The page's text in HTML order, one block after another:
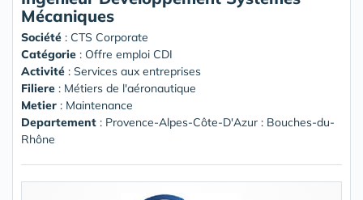
Mécaniques
Société : CTS Corporate
Catégorie : Offre emploi CDI
Activité : Services aux entreprises
Filiere : Métiers de l'aéronautique
Metier : Maintenance
Departement : Provence-Alpes-Côte-D'Azur : Bouches-du-
Rhône